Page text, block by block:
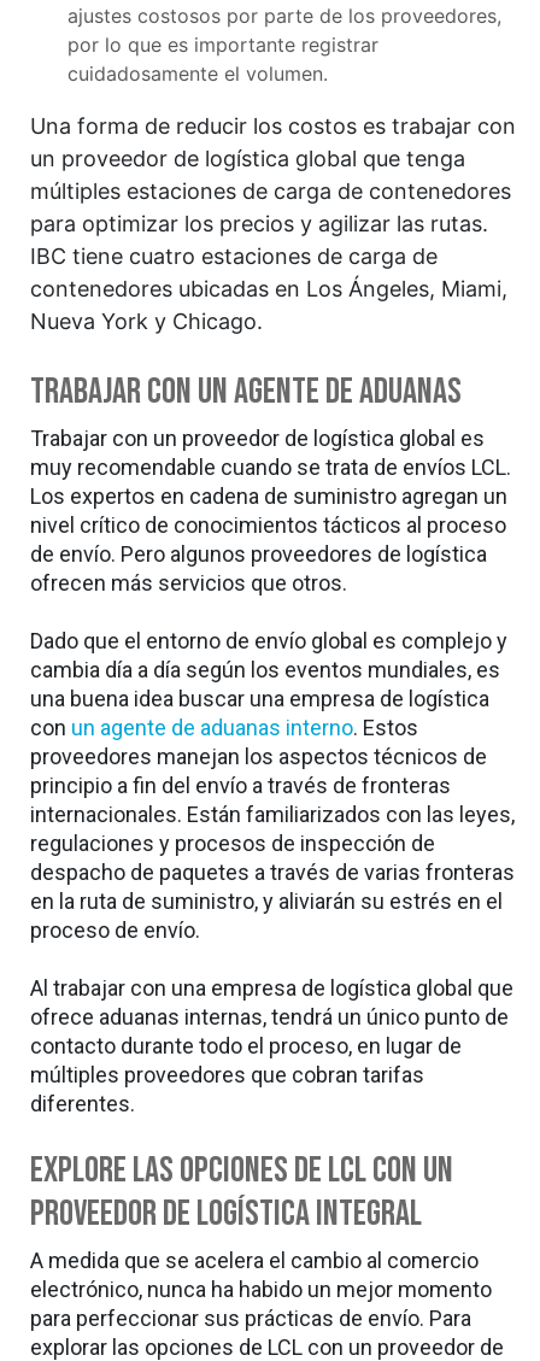
ajustes costosos por parte de los proveedores,
por lo que es importante registrar
cuidadosamente el volumen.
Una forma de reducir los costos es trabajar con
un proveedor de logística global que tenga
múltiples estaciones de carga de contenedores
para optimizar los precios y agilizar las rutas.
IBC tiene cuatro estaciones de carga de
contenedores ubicadas en Los Ángeles, Miami,
Nueva York y Chicago.
Trabajar con un agente de aduanas
Trabajar con un proveedor de logística global es
muy recomendable cuando se trata de envíos LCL.
Los expertos en cadena de suministro agregan un
nivel crítico de conocimientos tácticos al proceso
de envío. Pero algunos proveedores de logística
ofrecen más servicios que otros.
Dado que el entorno de envío global es complejo y
cambia día a día según los eventos mundiales, es
una buena idea buscar una empresa de logística
con un agente de aduanas interno. Estos
proveedores manejan los aspectos técnicos de
principio a fin del envío a través de fronteras
internacionales. Están familiarizados con las leyes,
regulaciones y procesos de inspección de
despacho de paquetes a través de varias fronteras
en la ruta de suministro, y aliviarán su estrés en el
proceso de envío.
Al trabajar con una empresa de logística global que
ofrece aduanas internas, tendrá un único punto de
contacto durante todo el proceso, en lugar de
múltiples proveedores que cobran tarifas
diferentes.
Explore las opciones de LCL con un
proveedor de logística integral
A medida que se acelera el cambio al comercio
electrónico, nunca ha habido un mejor momento
para perfeccionar sus prácticas de envío. Para
explorar las opciones de LCL con un proveedor de